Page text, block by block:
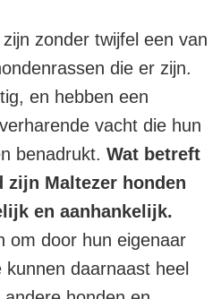
zijn zonder twijfel een van
die er zijn.
en hebben een
vacht die hun
benadrukt. Wat betreft
zijn Maltezer honden
en aanhankelijk.
om door hun eigenaar
daarnaast heel